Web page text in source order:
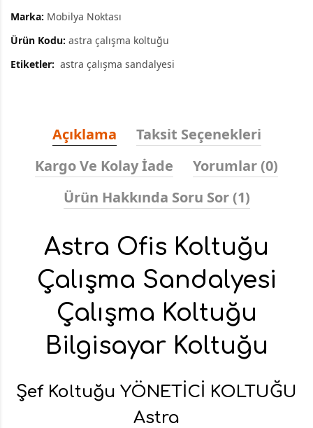
Marka: Mobilya Noktası
Ürün Kodu: astra çalışma koltuğu
Etiketler: astra çalışma sandalyesi
Açıklama
Taksit Seçenekleri
Kargo Ve Kolay İade
Yorumlar (0)
Ürün Hakkında Soru Sor (1)
Astra Ofis Koltuğu
Çalışma Sandalyesi
Çalışma Koltuğu
Bilgisayar Koltuğu
Şef Koltuğu YÖNETİCİ KOLTUĞU
Astra